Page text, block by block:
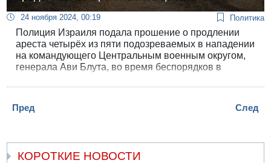
24 ноября 2024, 00:19 Политика
Полиция Израиля подала прошение о продлении
ареста четырёх из пяти подозреваемых в нападении
на командующего Центральным военным округом,
генерала Ави Блута, во время беспорядков в
вечером в субботу в мировом суде Иерусалима.
Пред
След
КОРОТКИЕ НОВОСТИ